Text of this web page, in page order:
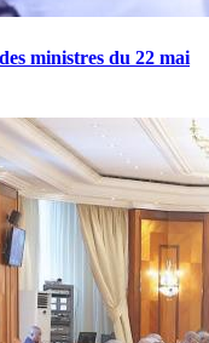
ministres du 22 mai